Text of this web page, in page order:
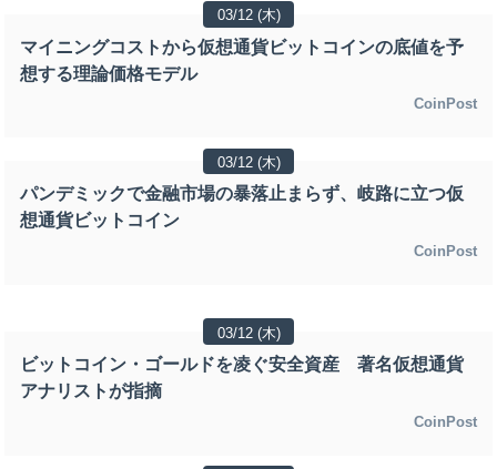
03/12 (木)
マイニングコストから仮想通貨ビットコインの底値を予
想する理論価格モデル
CoinPost
03/12 (木)
パンデミックで金融市場の暴落止まらず、岐路に立つ仮
想通貨ビットコイン
CoinPost
03/12 (木)
ビットコイン・ゴールドを凌ぐ安全資産 著名仮想通貨
アナリストが指摘
CoinPost